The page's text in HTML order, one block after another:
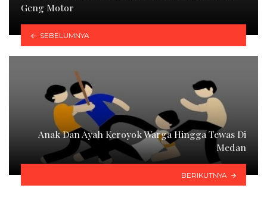
Geng Motor
SEBELUMNYA
Anak Dan Ayah Keroyok Warga Hingga Tewas Di
Medan
BERIKUTNYA